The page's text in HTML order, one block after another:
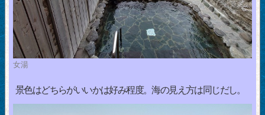
女湯
景色はどちらがいいかは好み程度。海の見え方は同じだし。